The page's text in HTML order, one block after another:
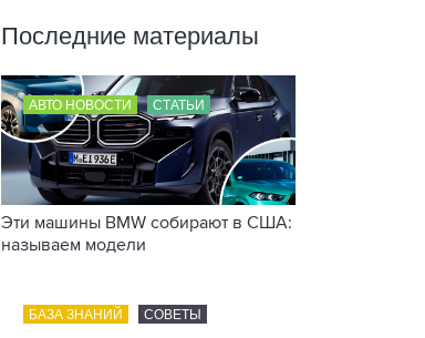
Последние материалы
АВТО НОВОСТИ СТАТЬИ
Эти машины BMW собирают в США:
называем модели
БАЗА ЗНАНИЙ СОВЕТЫ